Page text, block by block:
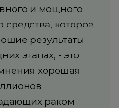
и мощного
средства, которое
результаты
этапах, - это
хорошая
раком